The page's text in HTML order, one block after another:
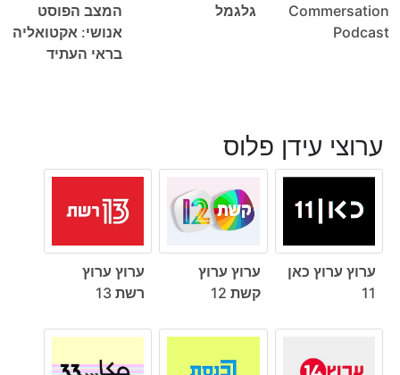
Commersation
Podcast
גלגמל
המצב הפוסט
אנושי: אקטואליה
בראי העתיד
ערוצי עידן פלוס
ערוץ ערוץ כאן
11
ערוץ ערוץ
קשת 12
ערוץ ערוץ
רשת 13